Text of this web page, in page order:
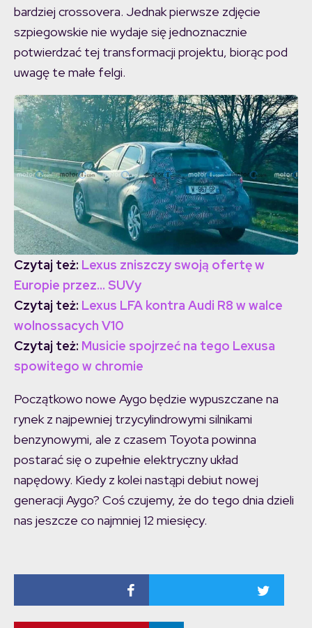
bardziej crossovera. Jednak pierwsze zdjęcie
szpiegowskie nie wydaje się jednoznacznie
potwierdzać tej transformacji projektu, biorąc pod
uwagę te małe felgi.
Czytaj też: Lexus zniszczy swoją ofertę w
Europie przez… SUVy
Czytaj też: Lexus LFA kontra Audi R8 w walce
wolnossacych V10
Czytaj też: Musicie spojrzeć na tego Lexusa
spowitego w chromie
Początkowo nowe Aygo będzie wypuszczane na
rynek z najpewniej trzycylindrowymi silnikami
benzynowymi, ale z czasem Toyota powinna
postarać się o zupełnie elektryczny układ
napędowy. Kiedy z kolei nastąpi debiut nowej
generacji Aygo? Coś czujemy, że do tego dnia dzieli
nas jeszcze co najmniej 12 miesięcy.